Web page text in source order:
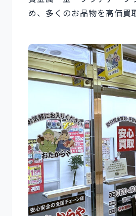
め、多くのお品物を高価買